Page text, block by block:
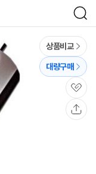
검
색
상품비교
대량구매
관
심